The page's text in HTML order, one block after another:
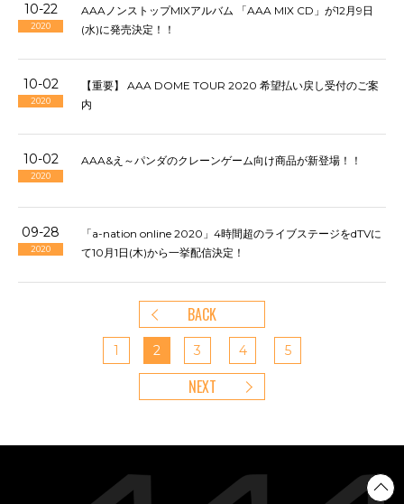
10-22
2020
AAAノンストップMIXアルバム 「AAA MIX CD」が12月9日
(水)に発売決定！！
10-02
2020
【重要】 AAA DOME TOUR 2020 希望払い戻し受付のご案
内
10-02
2020
AAA&え～パンダのクレーンゲーム向け商品が新登場！！
09-28
2020
「a-nation online 2020」4時間超のライブステージをdTVに
て10月1日(木)から一挙配信決定！
BACK
1 2 3 4 5
NEXT